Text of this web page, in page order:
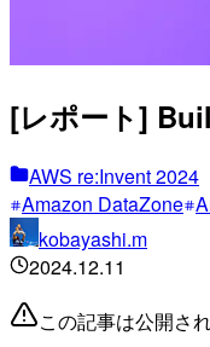
[レポート]
AWS re:Invent 2024
Amazon DataZone
kobayashi.m
2024.12.11
この記事は公開さ